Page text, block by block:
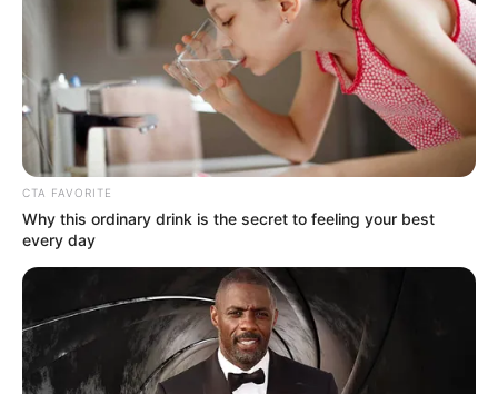
CTA FAVORITE
Why this ordinary drink is the secret to feeling your best
every day